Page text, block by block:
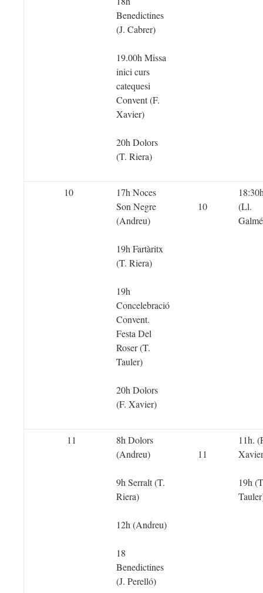
Benedictines
(J. Cabrer)
19.00h Missa
inici curs
catequesi
Convent (F.
Xavier)
20h Dolors
(T. Riera)
10
17h Noces
Son Negre
(Andreu)
19h Fartàritx
(T. Riera)
19h
Concelebració
Convent.
Festa Del
Roser (T.
Tauler)
20h Dolors
(F. Xavier)
10
(Ll.
11
8h Dolors
(Andreu)
9h Serralt (T.
Riera)
12h (Andreu)
18
Benedictines
(J. Perelló)
11
11h.
19h